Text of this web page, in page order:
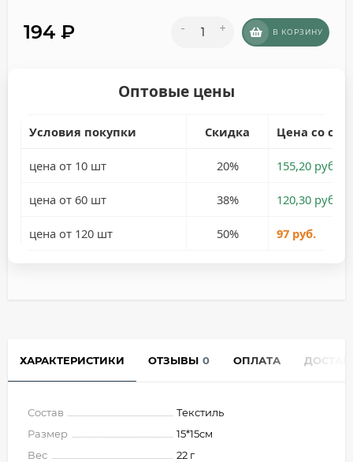
194 ₽ - + В КОРЗИНУ
Оптовые цены
Условия покупки Скидка Цена со
цена от 10 шт 20% 155,20 руб.
цена от 60 шт 38% 120,30 руб.
цена от 120 шт 50% 97 руб.
ХАРАКТЕРИСТИКИ ОТЗЫВЫ 0 ОПЛАТА
Состав
Текстиль
Размер
15*15см
Вес
22 г